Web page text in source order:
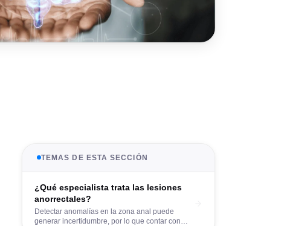
TEMAS DE ESTA SECCIÓN
¿Qué especialista trata las lesiones
anorrectales?
Detectar anomalías en la zona anal puede
generar incertidumbre, por lo que contar con